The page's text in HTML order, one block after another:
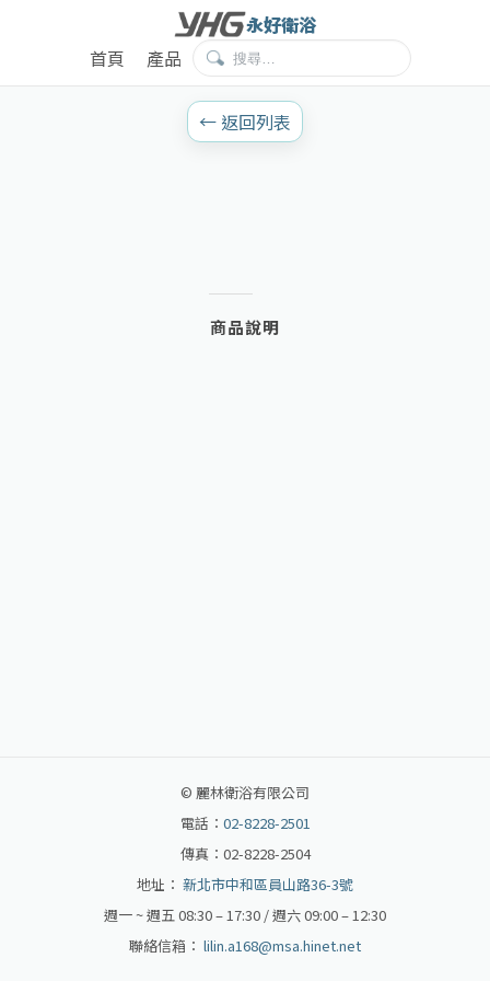
永好衛浴
首頁
產品
← 返回列表
商品說明
© 麗林衛浴有限公司
電話： 02-8228-2501
傳真：02-8228-2504
地址： 新北市中和區員山路36-3號
週一 ~ 週五 08:30 – 17:30 / 週六 09:00 – 12:30
聯絡信箱： lilin.a168@msa.hinet.net